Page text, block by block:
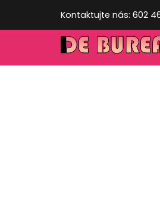
Kontaktujte nás: 602